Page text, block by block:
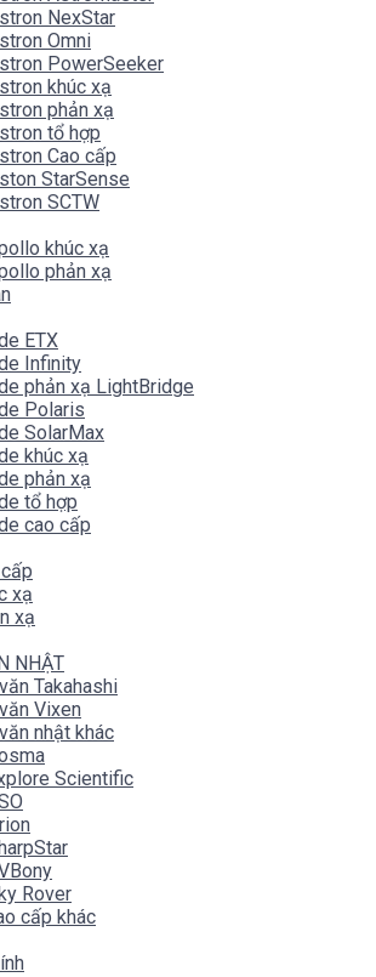
NexStar
Omni
PowerSeeker
khúc xạ
phản xạ
tổ hợp
Cao cấp
StarSense
SCTW
khúc xạ
phản xạ
ETX
Infinity
phản xạ LightBridge
Polaris
SolarMax
khúc xạ
phản xạ
tổ hợp
cao cấp
xạ
xạ
NHẬT
Takahashi
Vixen
nhật khác
Scientific
Rover
cấp khác